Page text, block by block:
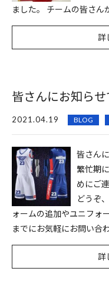
ました。 チームの皆さん
詳
皆さんにお知らせ
2021.04.19 BLOG
皆さん
繁忙期
めにご
どうぞ
ォームの追加やユニフォ
までにお気軽にお問い合
詳